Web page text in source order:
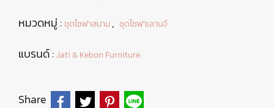
หมวดหมู่ :ชุดโซฟาสนาม, ชุดโซฟาเลานจ์
แบรนด์ :Jati & Kebon Furniture
Share